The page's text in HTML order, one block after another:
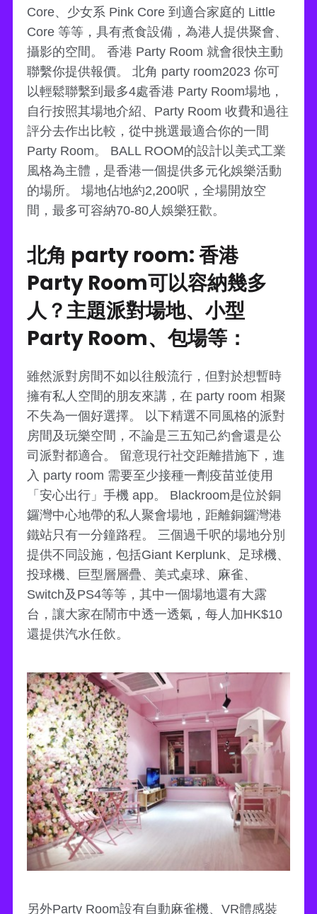
Core、少女系 Pink Core 到適合家庭的 Little
Core 等等，具有煮食設備，為港人提供聚會、
攝影的空間。 香港 Party Room 就會很快主動
聯繫你提供報價。 北角 party room2023 你可
以輕鬆聯繫到最多4處香港 Party Room場地，
自行按照其場地介紹、Party Room 收費和過往
評分去作出比較，從中挑選最適合你的一間
Party Room。 BALL ROOM的設計以美式工業
風格為主體，是香港一個提供多元化娛樂活動
的場所。 場地佔地約2,200呎，全場開放空
間，最多可容納70-80人娛樂狂歡。
北角 party room: 香港
Party Room可以容納幾多
人？主題派對場地、小型
Party Room、包場等：
雖然派對房間不如以往般流行，但對於想暫時
擁有私人空間的朋友來講，在 party room 相聚
不失為一個好選擇。 以下精選不同風格的派對
房間及玩樂空間，不論是三五知己約會還是公
司派對都適合。 留意現行社交距離措施下，進
入 party room 需要至少接種一劑疫苗並使用
「安心出行」手機 app。 Blackroom是位於銅
鑼灣中心地帶的私人聚會場地，距離銅鑼灣港
鐵站只有一分鐘路程。 三個過千呎的場地分別
提供不同設施，包括Giant Kerplunk、足球機、
投球機、巨型層層疊、美式桌球、麻雀、
Switch及PS4等等，其中一個場地還有大露
台，讓大家在鬧市中透一透氣，每人加HK$10
還提供汽水任飲。
另外Party Room設有自動麻雀機、VR體感裝